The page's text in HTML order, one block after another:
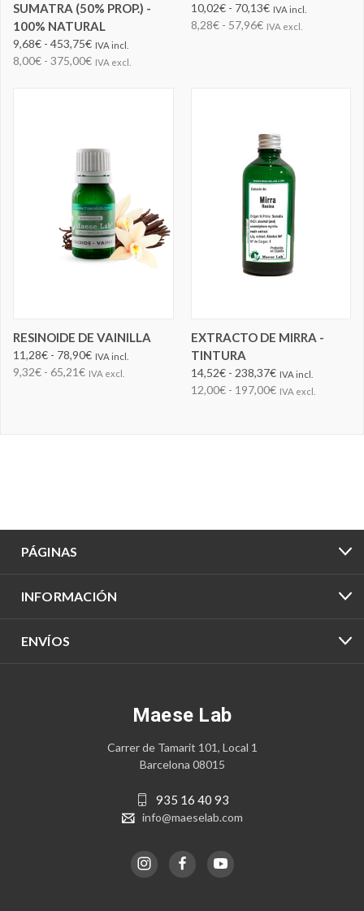
SUMATRA (50% PROP.) -
100% NATURAL
9,68€ - 453,75€ IVA incl.
8,00€ - 375,00€ IVA excl.
10,02€ - 70,13€ IVA incl.
8,28€ - 57,96€ IVA excl.
RESINOIDE DE VAINILLA
11,28€ - 78,90€ IVA incl.
9,32€ - 65,21€ IVA excl.
EXTRACTO DE MIRRA -
TINTURA
14,52€ - 238,37€ IVA incl.
12,00€ - 197,00€ IVA excl.
PÁGINAS
INFORMACIÓN
ENVÍOS
Maese Lab
Carrer de Tamarit 101, Local 1
Barcelona 08015
935 16 40 93
info@maeselab.com